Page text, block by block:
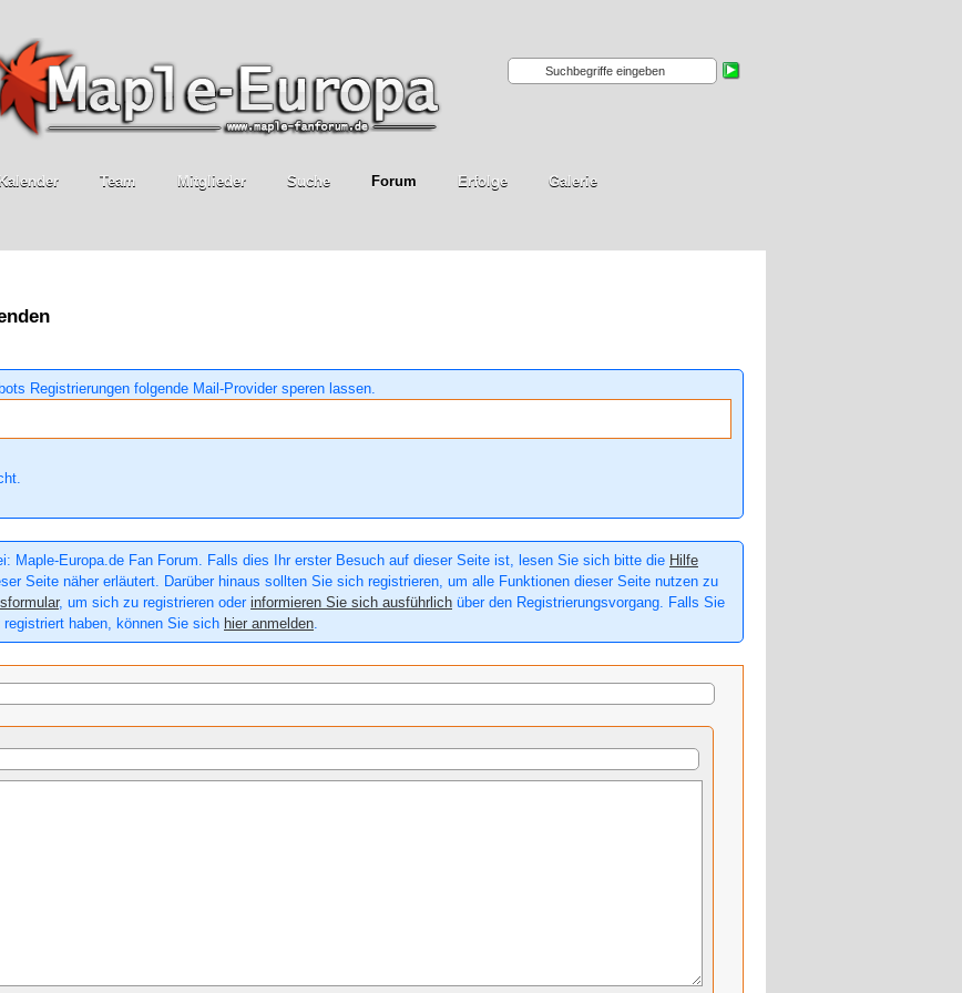
Team Mitglieder Suche Forum Erfolge Galerie
Registrierungen folgende Mail-Provider speren lassen.
Maple-Europa.de Fan Forum. Falls dies Ihr erster Besuch auf dieser Seite ist, lesen Sie sich bitte die Hilfe
Seite näher erläutert. Darüber hinaus sollten Sie sich registrieren, um alle Funktionen dieser Seite nutzen zu
, um sich zu registrieren oder informieren Sie sich ausführlich über den Registrierungsvorgang. Falls Sie
haben, können Sie sich hier anmelden.